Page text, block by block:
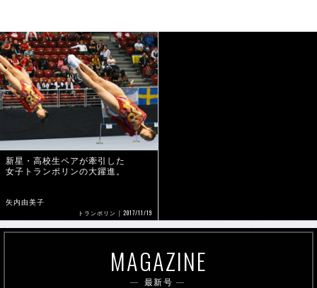
新星・高校生ペアが牽引した
女子トランポリンの大躍進。
矢内由美子
トランポリン 2017/11/19
MAGAZINE
最新号